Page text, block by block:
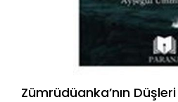
Zümrüdüanka’nın Düşleri